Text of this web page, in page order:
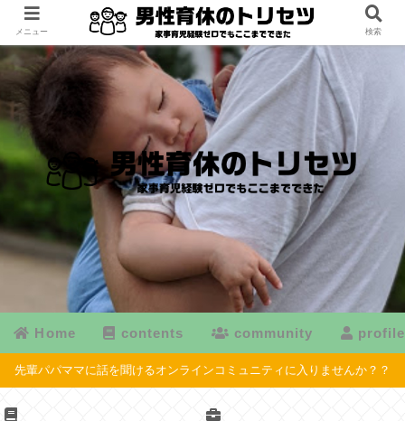
Home contents community profile
先輩パパママに話を聞けるオンラインコミュニティに入りませんか？？
メニュー 検索